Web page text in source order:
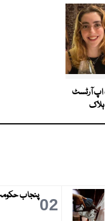
اپ آرٹسٹ
02پنجاب